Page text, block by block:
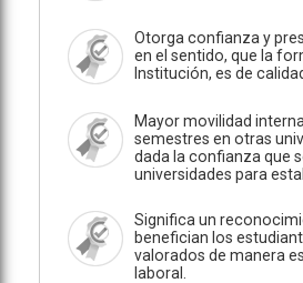
Otorga confianza y
en el sentido, que la
Institución, es de
Mayor movilidad
semestres en otras
dada la confianza que
universidades para
Significa un
benefician los
valorados de manera
laboral.